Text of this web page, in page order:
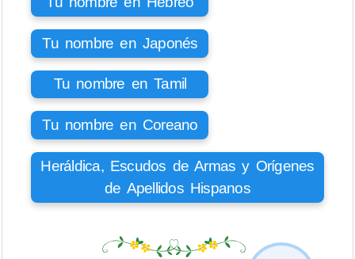
Tu nombre en Japonés
Tu nombre en Tamil
Tu nombre en Coreano
Heráldica, Escudos de Armas y Orígenes
de Apellidos Hispanos